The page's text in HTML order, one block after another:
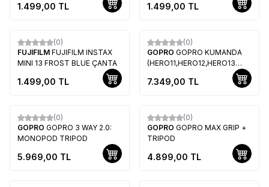
1.499,00 TL 1.499,00 TL
Yeni
(0)
FUJIFILM FUJIFILM INSTAX
MINI 13 FROST BLUE ÇANTA
1.499,00 TL
(0)
GOPRO GOPRO KUMANDA
(HERO11,HERO12,HERO13
7.349,00 TL
(0)
GOPRO GOPRO 3 WAY 2.0:
MONOPOD TRIPOD
5.969,00 TL
(0)
GOPRO GOPRO MAX GRIP +
TRIPOD
4.899,00 TL